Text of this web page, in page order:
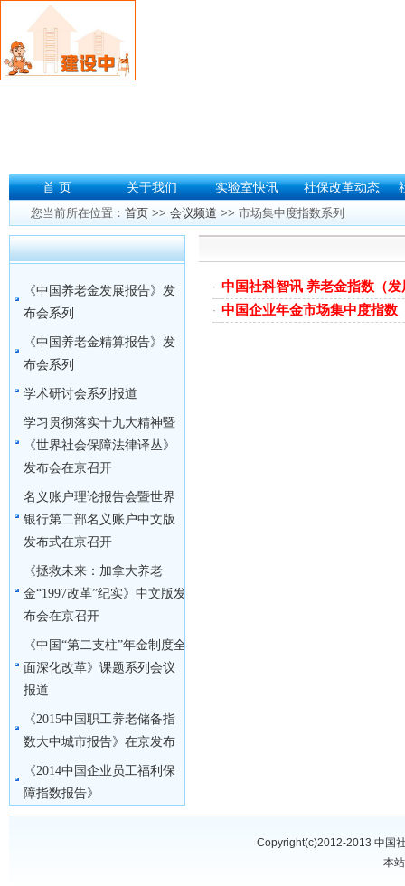
首 页 关于我们 实验室快讯 社保改革动态
您当前所在位置： 首页 >> 会议频道 >> 市场集中度指数系列
《中国养老金发展报告》发
布会系列
《中国养老金精算报告》发
布会系列
学术研讨会系列报道
学习贯彻落实十九大精神暨
《世界社会保障法律译丛》
发布会在京召开
名义账户理论报告会暨世界
银行第二部名义账户中文版
发布式在京召开
《拯救未来：加拿大养老
金“1997改革”纪实》中文版发
布会在京召开
《中国“第二支柱”年金制度全
面深化改革》课题系列会议
报道
《2015中国职工养老储备指
数大中城市报告》在京发布
《2014中国企业员工福利保
障指数报告》
· 中国社科智讯 养老金指数（发
· 中国企业年金市场集中度指数
Copyright(c)2012-2013 中国
本